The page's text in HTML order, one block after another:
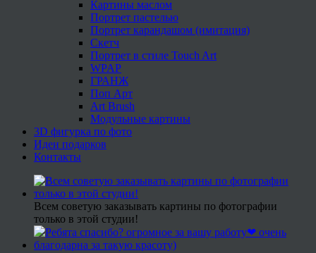
Картины маслом
Портрет пастелью
Портрет карандашом (имитация)
Скетч
Портрет в стиле Touch Art
WPAP
ГРАНЖ
Поп Арт
Art Brush
Модульные картины
3D фигурка по фото
Идеи подарков
Контакты
Всем советую заказывать картины по фотографии
только в этой студии!